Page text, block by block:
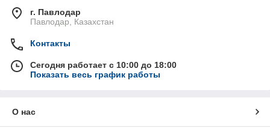
г. Павлодар
Павлодар, Казахстан
Контакты
Сегодня работает с 10:00 до 18:00
Показать весь график работы
О нас